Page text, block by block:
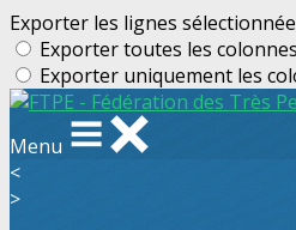
Exporter les lignes
Exporter toutes les colonnes
Exporter uniquement les
Menu
<
>